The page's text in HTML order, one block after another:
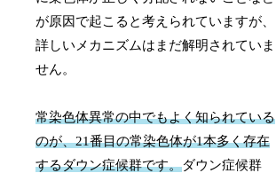
が原因で起こると考えられていますが、
詳しいメカニズムはまだ解明されていま
せん。
常染色体異常の中でもよく知られている
のが、21番目の常染色体が1本多く存在
するダウン症候群です。ダウン症候群